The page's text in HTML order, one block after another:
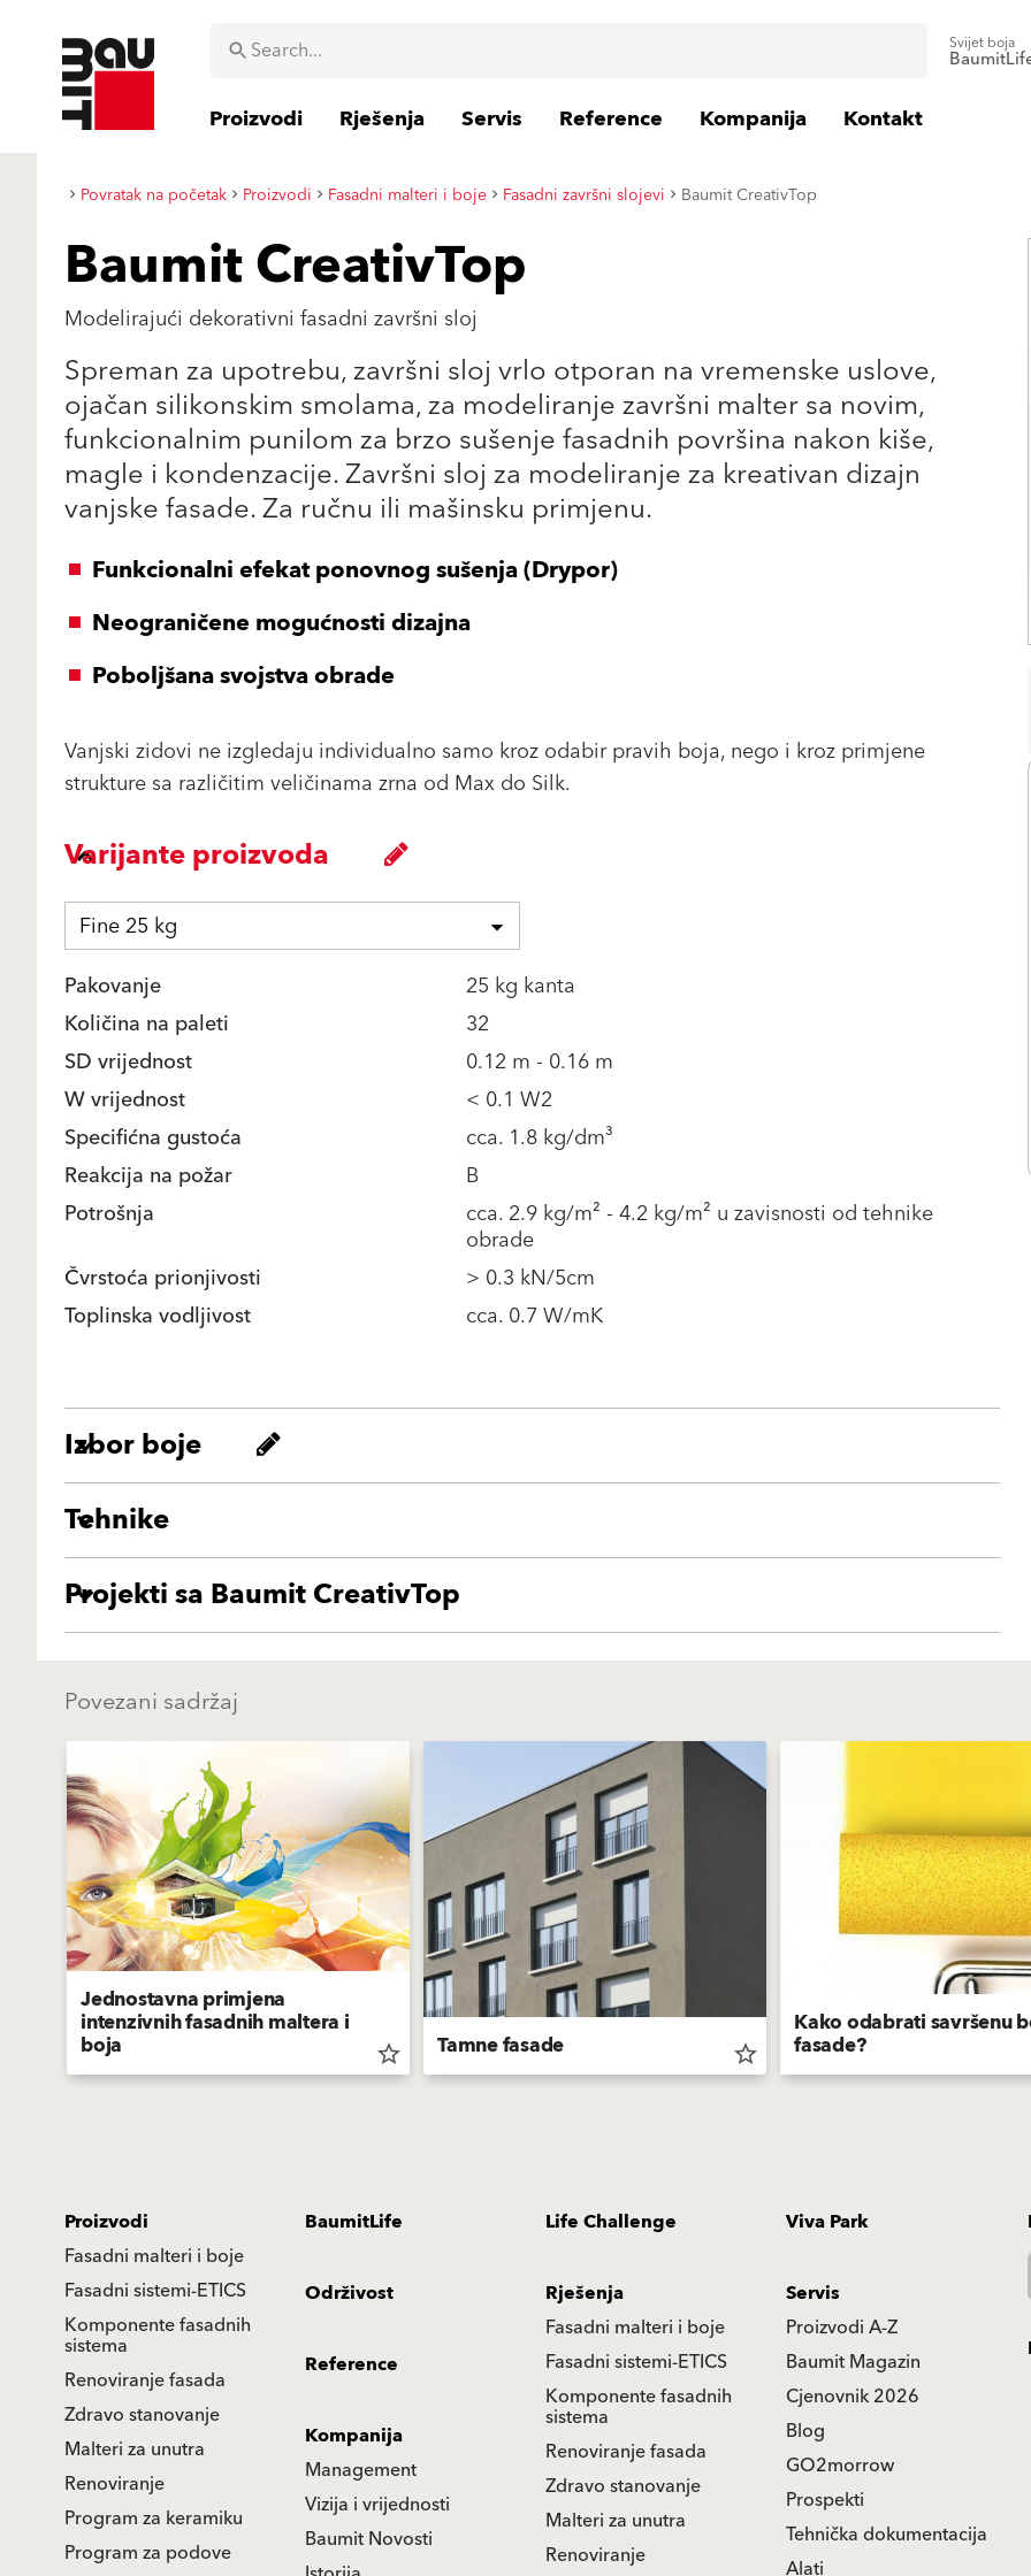
Svijet boja
Proizvodi Rješenja Servis Reference Kompanija Kontakt
Povratak na početak Proizvodi Fasadni malteri i boje Fasadni završni slojevi Baumit CreativTop
Baumit CreativTop
Modelirajući dekorativni fasadni završni sloj
Spreman za upotrebu, završni sloj vrlo otporan na vremenske uslove,
ojačan silikonskim smolama, za modeliranje završni malter sa novim,
funkcionalnim punilom za brzo sušenje fasadnih površina nakon kiše,
magle i kondenzacije. Završni sloj za modeliranje za kreativan dizajn
vanjske fasade. Za ručnu ili mašinsku primjenu.
Funkcionalni efekat ponovnog sušenja (Drypor)
Neograničene mogućnosti dizajna
Poboljšana svojstva obrade
Vanjski zidovi ne izgledaju individualno samo kroz odabir pravih boja, nego i kroz primjene
strukture sa različitim veličinama zrna od Max do Silk.
Varijante proizvoda
Fine 25 kg
Pakovanje
25 kg kanta
Količina na paleti
32
SD vrijednost
0.12 m - 0.16 m
W vrijednost
< 0.1 W2
Specifićna gustoća
cca. 1.8 kg/dm³
Reakcija na požar
B
Potrošnja
cca. 2.9 kg/m² - 4.2 kg/m² u zavisnosti od tehnike
obrade
Čvrstoća prionjivosti
> 0.3 kN/5cm
Toplinska vodljivost
cca. 0.7 W/mK
Izbor boje
Tehnike
Projekti sa Baumit CreativTop
Povezani sadržaj
Jednostavna primjena
intenzivnih fasadnih maltera i
boja star_border Tamne fasade star_border
Kako odabrati savršenu
fasade?
Proizvodi
Fasadni malteri i boje
Fasadni sistemi-ETICS
Komponente fasadnih
sistema
Renoviranje fasada
Zdravo stanovanje
Malteri za unutra
Renoviranje
Program za keramiku
Program za podove
BaumitLife Life Challenge Viva Park
Održivost
Rješenja
Fasadni malteri i boje
Fasadni sistemi-ETICS
Komponente fasadnih
sistema
Renoviranje fasada
Zdravo stanovanje
Malteri za unutra
Renoviranje
Servis
Proizvodi A-Z
Baumit Magazin
Cjenovnik 2026
Blog
GO2morrow
Prospekti
Tehnička dokumentacija
Alati
Reference
Kompanija
Management
Vizija i vrijednosti
Baumit Novosti